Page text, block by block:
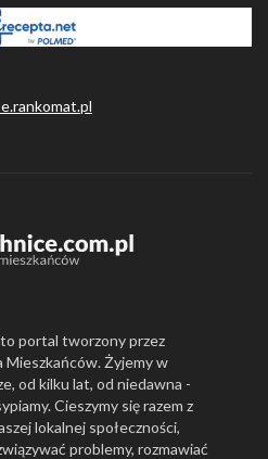
portal tworzony przez
Mieszkańców. Żyjemy w
od kilku lat, od niedawna -
Cieszymy się razem z
lokalnej społeczności,
problemy, rozmawiać